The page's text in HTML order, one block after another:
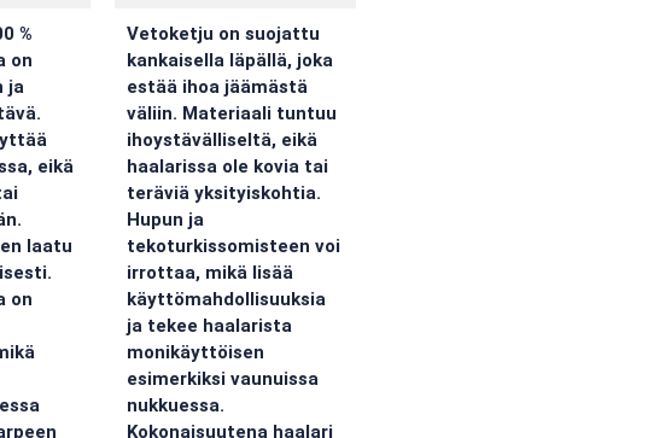
%
on
ja
eikä
laatu
on
Vetoketju on suojattu
kankaisella läpällä, joka
estää ihoa jäämästä
väliin. Materiaali tuntuu
ihoystävälliseltä, eikä
haalarissa ole kovia tai
teräviä yksityiskohtia.
Hupun ja
tekoturkissomisteen voi
irrottaa, mikä lisää
käyttömahdollisuuksia
ja tekee haalarista
monikäyttöisen
esimerkiksi vaunuissa
nukkuessa.
Kokonaisuutena haalari